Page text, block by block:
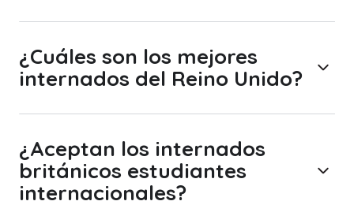
¿Cuáles son los mejores
internados del Reino Unido?
¿Aceptan los internados
británicos estudiantes
internacionales?